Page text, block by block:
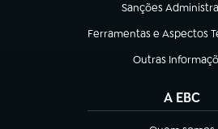
Sanções
(abre em nova aba)
Ferramentas e Aspectos
(abre em nova aba)
Outras
(abre em nova
A EBC